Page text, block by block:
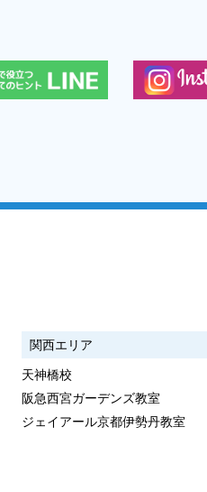
関西エリア
天神橋校
阪急西宮ガーデンズ教室
ジェイアール京都伊勢丹教室